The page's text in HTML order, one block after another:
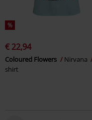
%
€ 22,94
Coloured Flowers Nirvana
shirt